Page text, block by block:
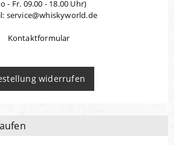
- Fr. 09.00 - 18.00 Uhr)
service@whiskyworld.de
Kontaktformular
widerrufen